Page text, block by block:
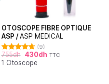
OTOSCOPE FIBRE OPTIQUE
ASP /ASP MEDICAL
Note4.67
sur 5
(9)
755dh 430dh TTC
1 Otoscope